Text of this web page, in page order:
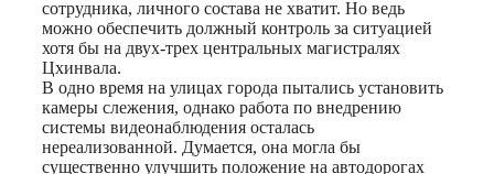
сотрудника, личного состава не хватит. Но ведь
можно обеспечить должный контроль за ситуацией
хотя бы на двух-трех центральных магистралях
Цхинвала.
В одно время на улицах города пытались установить
камеры слежения, однако работа по внедрению
системы видеонаблюдения осталась
нереализованной. Думается, она могла бы
существенно улучшить положение на автодорогах